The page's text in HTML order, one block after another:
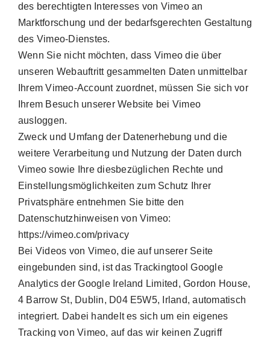
des berechtigten Interesses von Vimeo an
Marktforschung und der bedarfsgerechten Gestaltung
des Vimeo-Dienstes.
Wenn Sie nicht möchten, dass Vimeo die über
unseren Webauftritt gesammelten Daten unmittelbar
Ihrem Vimeo-Account zuordnet, müssen Sie sich vor
Ihrem Besuch unserer Website bei Vimeo
ausloggen.
Zweck und Umfang der Datenerhebung und die
weitere Verarbeitung und Nutzung der Daten durch
Vimeo sowie Ihre diesbezüglichen Rechte und
Einstellungsmöglichkeiten zum Schutz Ihrer
Privatsphäre entnehmen Sie bitte den
Datenschutzhinweisen von Vimeo:
https://vimeo.com/privacy
Bei Videos von Vimeo, die auf unserer Seite
eingebunden sind, ist das Trackingtool Google
Analytics der Google Ireland Limited, Gordon House,
4 Barrow St, Dublin, D04 E5W5, Irland, automatisch
integriert. Dabei handelt es sich um ein eigenes
Tracking von Vimeo, auf das wir keinen Zugriff